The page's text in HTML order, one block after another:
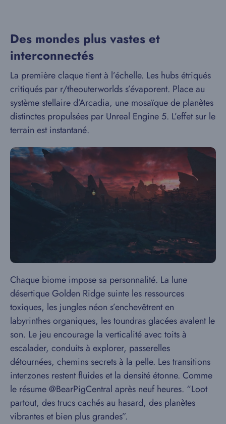
Des mondes plus vastes et
interconnectés
La première claque tient à l’échelle. Les hubs étriqués
critiqués par r/theouterworlds s’évaporent. Place au
système stellaire d’Arcadia, une mosaïque de planètes
distinctes propulsées par Unreal Engine 5. L’effet sur le
terrain est instantané.
Chaque biome impose sa personnalité. La lune
désertique Golden Ridge suinte les ressources
toxiques, les jungles néon s’enchevêtrent en
labyrinthes organiques, les toundras glacées avalent le
son. Le jeu encourage la verticalité avec toits à
escalader, conduits à explorer, passerelles
détournées, chemins secrets à la pelle. Les transitions
interzones restent fluides et la densité étonne. Comme
le résume @BearPigCentral après neuf heures. “Loot
partout, des trucs cachés au hasard, des planètes
vibrantes et bien plus grandes”.